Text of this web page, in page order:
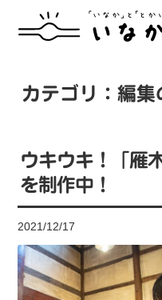
カテゴリ：編集
ウキウキ！「雁
を制作中！
2021/12/17